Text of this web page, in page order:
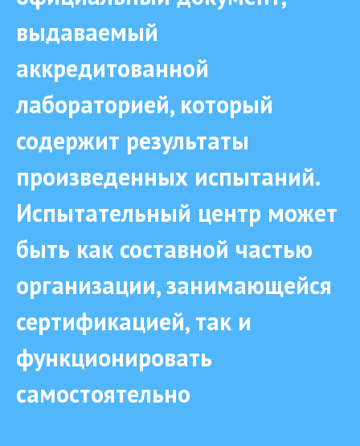
выдаваемый
аккредитованной
лабораторией, который
содержит результаты
произведенных испытаний.
Испытательный центр может
быть как составной частью
организации, занимающейся
сертификацией, так и
функционировать
самостоятельно